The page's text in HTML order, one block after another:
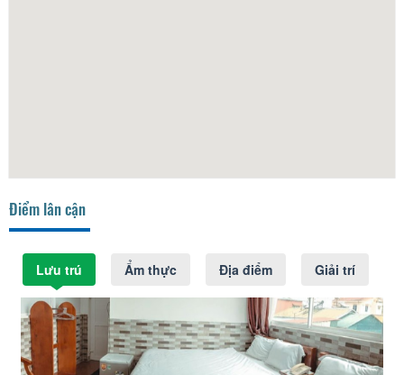
Điểm lân cận
Lưu trú Ẩm thực Địa điểm Giải trí